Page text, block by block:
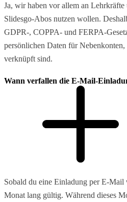
Ja, wir haben vor allem an
Slidesgo-Abos nutzen wollen.
GDPR-, COPPA- und FERPA-
persönlichen Daten für
verknüpft sind.
Wann verfallen die E-Mail-
Sobald du eine Einladung per E-Mail
Monat lang gültig. Während dieses